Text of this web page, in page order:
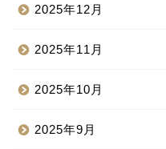
2025年12月
2025年11月
2025年10月
2025年9月